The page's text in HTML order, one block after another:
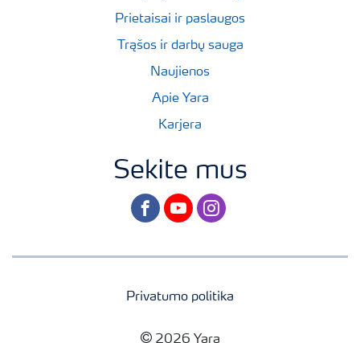
Prietaisai ir paslaugos
Trąšos ir darbų sauga
Naujienos
Apie Yara
Karjera
Sekite mus
facebookyoutubeinstagram
Privatumo politika
2026 Yara